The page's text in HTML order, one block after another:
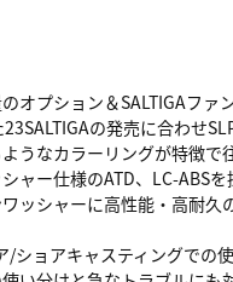
オプション＆SALTIGAファ
の発売に合わせ
うなカラーリングが特徴で
ー仕様のATD、LC-ABSを
ッシャーに高性能・高耐
ショアキャスティングでの使